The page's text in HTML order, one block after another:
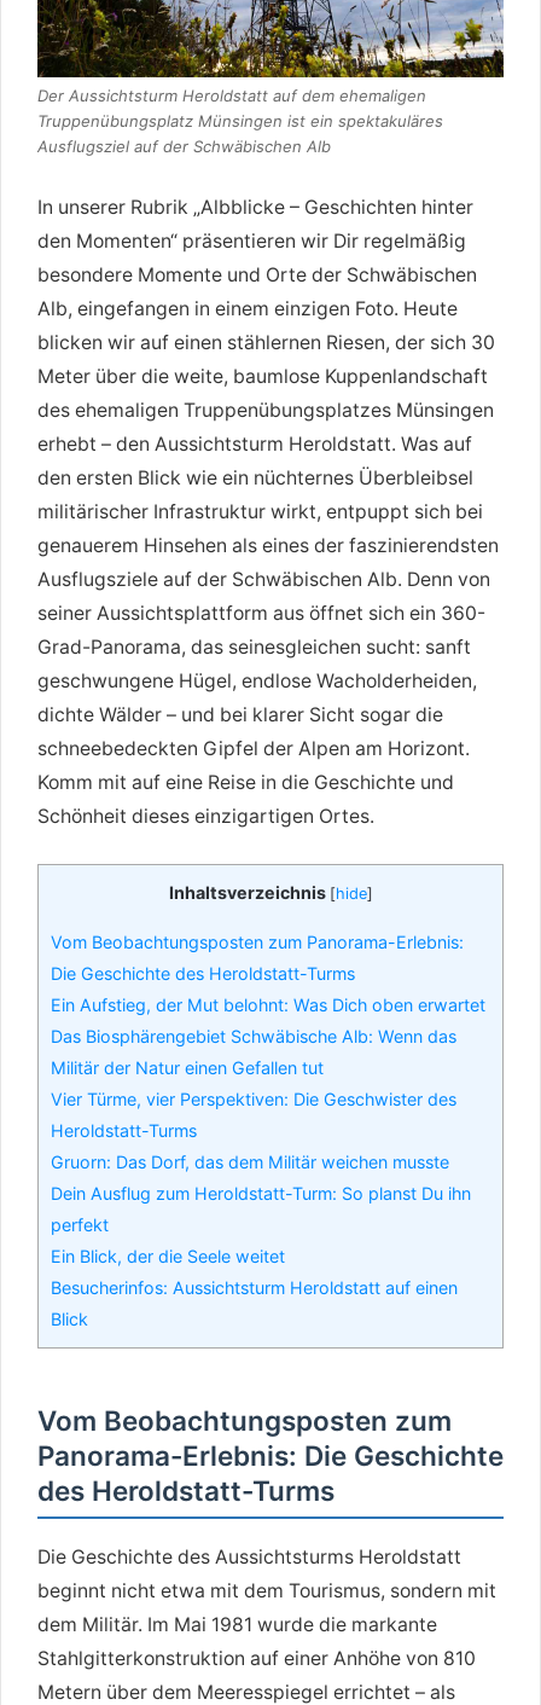
Der Aussichtsturm Heroldstatt auf dem ehemaligen
Truppenübungsplatz Münsingen ist ein spektakuläres
Ausflugsziel auf der Schwäbischen Alb
In unserer Rubrik „Albblicke – Geschichten hinter
den Momenten“ präsentieren wir Dir regelmäßig
besondere Momente und Orte der Schwäbischen
Alb, eingefangen in einem einzigen Foto. Heute
blicken wir auf einen stählernen Riesen, der sich 30
Meter über die weite, baumlose Kuppenlandschaft
des ehemaligen Truppenübungsplatzes Münsingen
erhebt – den Aussichtsturm Heroldstatt. Was auf
den ersten Blick wie ein nüchternes Überbleibsel
militärischer Infrastruktur wirkt, entpuppt sich bei
genauerem Hinsehen als eines der faszinierendsten
Ausflugsziele auf der Schwäbischen Alb. Denn von
seiner Aussichtsplattform aus öffnet sich ein 360-
Grad-Panorama, das seinesgleichen sucht: sanft
geschwungene Hügel, endlose Wacholderheiden,
dichte Wälder – und bei klarer Sicht sogar die
schneebedeckten Gipfel der Alpen am Horizont.
Komm mit auf eine Reise in die Geschichte und
Schönheit dieses einzigartigen Ortes.
Inhaltsverzeichnis [hide]
Vom Beobachtungsposten zum Panorama-Erlebnis:
Die Geschichte des Heroldstatt-Turms
Ein Aufstieg, der Mut belohnt: Was Dich oben erwartet
Das Biosphärengebiet Schwäbische Alb: Wenn das
Militär der Natur einen Gefallen tut
Vier Türme, vier Perspektiven: Die Geschwister des
Heroldstatt-Turms
Gruorn: Das Dorf, das dem Militär weichen musste
Dein Ausflug zum Heroldstatt-Turm: So planst Du ihn
perfekt
Ein Blick, der die Seele weitet
Besucherinfos: Aussichtsturm Heroldstatt auf einen
Blick
Vom Beobachtungsposten zum
Panorama-Erlebnis: Die Geschichte
des Heroldstatt-Turms
Die Geschichte des Aussichtsturms Heroldstatt
beginnt nicht etwa mit dem Tourismus, sondern mit
dem Militär. Im Mai 1981 wurde die markante
Stahlgitterkonstruktion auf einer Anhöhe von 810
Metern über dem Meeresspiegel errichtet – als